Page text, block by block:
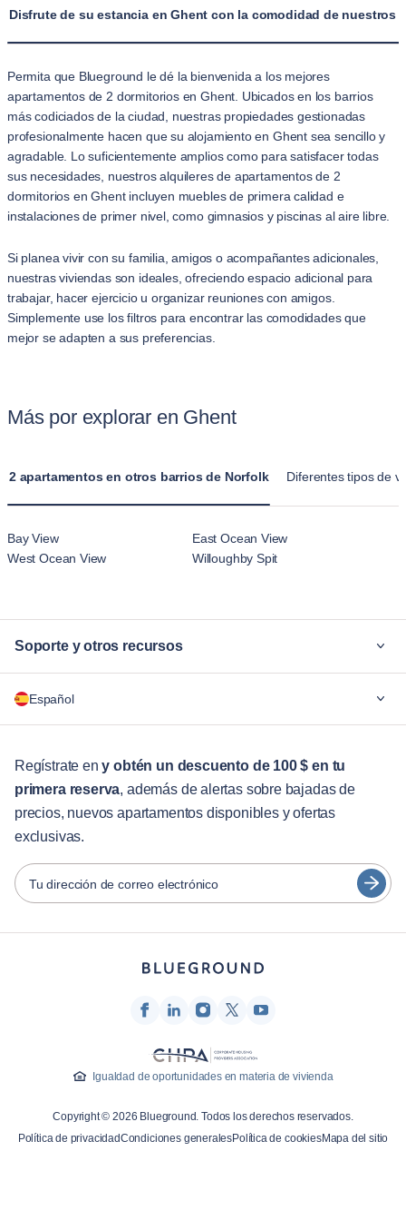
Disfrute de su estancia en Ghent con la comodidad de nuestros
Permita que Blueground le dé la bienvenida a los mejores
apartamentos de 2 dormitorios en Ghent. Ubicados en los barrios
más codiciados de la ciudad, nuestras propiedades gestionadas
profesionalmente hacen que su alojamiento en Ghent sea sencillo y
agradable. Lo suficientemente amplios como para satisfacer todas
sus necesidades, nuestros alquileres de apartamentos de 2
dormitorios en Ghent incluyen muebles de primera calidad e
instalaciones de primer nivel, como gimnasios y piscinas al aire libre.
Si planea vivir con su familia, amigos o acompañantes adicionales,
nuestras viviendas son ideales, ofreciendo espacio adicional para
trabajar, hacer ejercicio u organizar reuniones con amigos.
Simplemente use los filtros para encontrar las comodidades que
mejor se adapten a sus preferencias.
Más por explorar en Ghent
2 apartamentos en otros barrios de Norfolk Diferentes tipos de
Bay View
East Ocean View
West Ocean View
Willoughby Spit
Soporte y otros recursos
Para las empresas
Servicios para huéspedes
Guías de ciudades
Socios
Operadores de alquiler amueblado
Propietarios
Socios de franquicia
Quiénes somos
Prensa
Español
English
Português
Español
Français
Türkçe
Regístrate eny obtén un descuento de 100 $ en tu
primera reserva, además de alertas sobre bajadas de
precios, nuevos apartamentos disponibles y ofertas
exclusivas.
Tu dirección de correo electrónico
Igualdad de oportunidades en materia de vivienda
Copyright © 2026 Blueground. Todos los derechos reservados.
Política de privacidadCondiciones generalesPolítica de cookiesMapa del sitio